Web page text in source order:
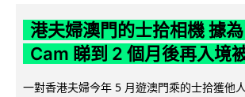
港夫婦澳門的士拾相機 據
Cam 睇到 2 個月後再入境
一對香港夫婦今年 5 月遊澳門乘的士拾獲他